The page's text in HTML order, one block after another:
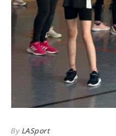
By LASport